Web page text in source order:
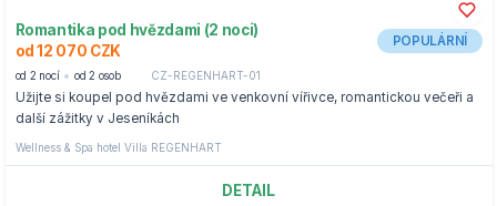
Romantika pod hvězdami (2 noci)
od 12 070 CZK
POPULÁRNÍ
od 2 nocí od 2 osob CZ-REGENHART-01
Užijte si koupel pod hvězdami ve venkovní vířivce, romantickou večeři a
další zážitky v Jeseníkách
Wellness & Spa hotel Villa REGENHART
DETAIL